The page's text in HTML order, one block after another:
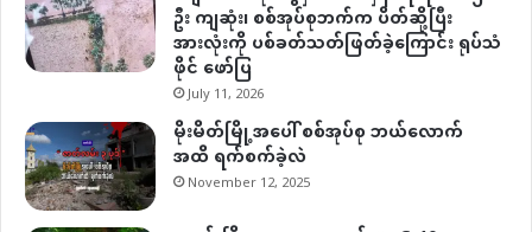
ဦး ကျဆုံး၊ စစ်အုပ်စုဘက်က ပိတ်ဆို့ပြီး
အားလုံးကို ပစ်ခတ်သတ်ဖြတ်ခဲ့ကြောင်း ရုပ်သံ
ဖိုင် ဖော်ပြ
July 11, 2026
မိုးမိတ်မြို့အပေါ် စစ်အုပ်စု ဘယ်လောက်
အထိ ရက်စက်ခဲ့လဲ
November 12, 2025